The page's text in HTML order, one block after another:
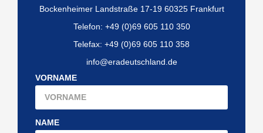
Bockenheimer Landstraße 17-19 60325 Frankfurt
Telefon: +49 (0)69 605 110 350
Telefax: +49 (0)69 605 110 358
info@eradeutschland.de
VORNAME
NAME